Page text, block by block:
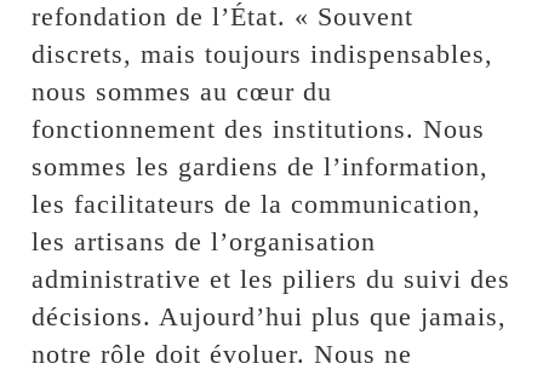
refondation de l’État. « Souvent
discrets, mais toujours indispensables,
nous sommes au cœur du
fonctionnement des institutions. Nous
sommes les gardiens de l’information,
les facilitateurs de la communication,
les artisans de l’organisation
administrative et les piliers du suivi des
décisions. Aujourd’hui plus que jamais,
notre rôle doit évoluer. Nous ne